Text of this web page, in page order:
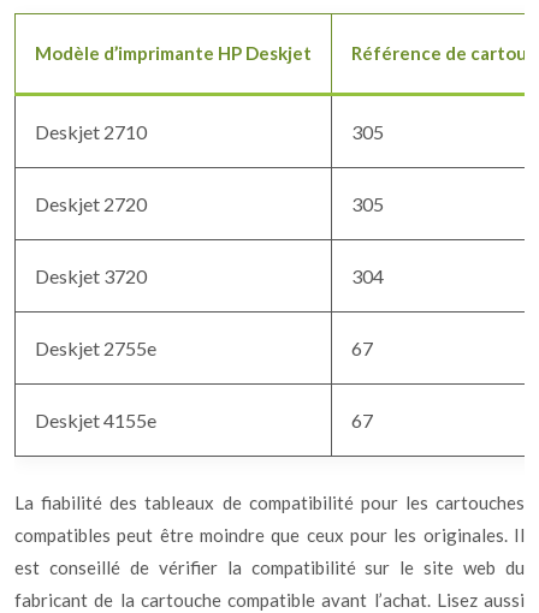
Modèle d’imprimante HP Deskjet Référence de
Deskjet 2710 305
Deskjet 2720 305
Deskjet 3720 304
Deskjet 2755e 67
Deskjet 4155e 67
La fiabilité des tableaux de compatibilité pour les cartouches
compatibles peut être moindre que ceux pour les originales. Il
est conseillé de vérifier la compatibilité sur le site web du
fabricant de la cartouche compatible avant l’achat. Lisez aussi